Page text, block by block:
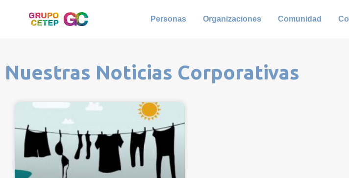
Personas Organizaciones Comunidad
Nuestras Noticias Corporativas